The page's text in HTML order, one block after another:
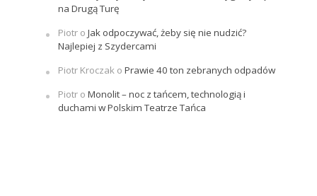
na Drugą Turę
Piotro Jak odpoczywać, żeby się nie nudzić?
Najlepiej z Szydercami
Piotr Kroczako Prawie 40 ton zebranych odpadów
Piotro Monolit – noc z tańcem, technologią i
duchami w Polskim Teatrze Tańca